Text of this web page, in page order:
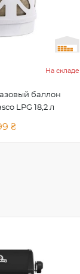
На складе
баллон
LPG 18,2 л
₴